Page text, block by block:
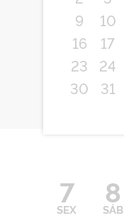
9
10
16
17
23
24
30
31
7
SEX
8
SÁB